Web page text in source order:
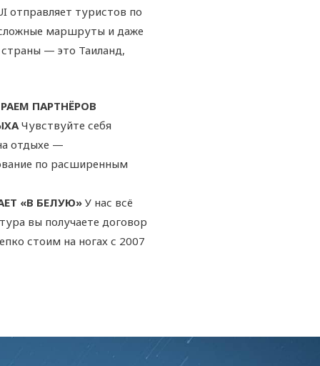
отправляет туристов по
маршруты и даже
— это Таиланд,
ПАРТНЁРОВ
Чувствуйте себя
отдыхе —
по расширенным
«В БЕЛУЮ» У нас всё
вы получаете договор
стоим на ногах с 2007